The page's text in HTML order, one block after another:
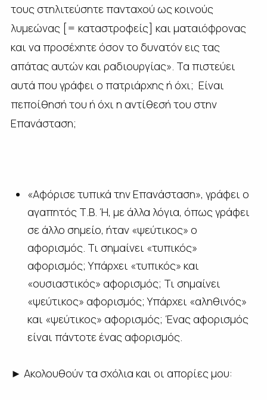
τους στηλιτεύσητε πανταχού ως κοινούς
λυμεώνας [= καταστροφείς] και ματαιόφρονας
και να προσέχητε όσον το δυνατόν εις τας
απάτας αυτών και ραδιουργίας». Τα πιστεύει
αυτά που γράφει ο πατριάρχης ή όχι; Είναι
πεποίθησή του ή όχι η αντίθεσή του στην
Επανάσταση;
«Αφόρισε τυπικά την Επανάσταση», γράφει ο
αγαπητός Τ.Β. Ή, με άλλα λόγια, όπως γράφει
σε άλλο σημείο, ήταν «ψεύτικος» ο
αφορισμός. Τι σημαίνει «τυπικός»
αφορισμός; Υπάρχει «τυπικός» και
«ουσιαστικός» αφορισμός; Τι σημαίνει
«ψεύτικος» αφορισμός; Υπάρχει «αληθινός»
και «ψεύτικος» αφορισμός; Ένας αφορισμός
είναι πάντοτε ένας αφορισμός.
► Ακολουθούν τα σχόλια και οι απορίες μου: